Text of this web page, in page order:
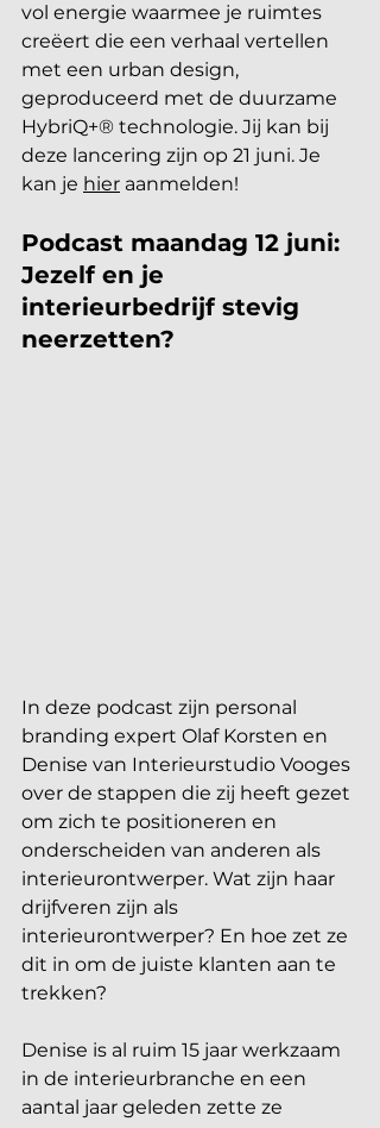
vol energie waarmee je ruimtes
creëert die een verhaal vertellen
met een urban design,
geproduceerd met de duurzame
HybriQ+® technologie. Jij kan bij
deze lancering zijn op 21 juni. Je
kan je hier aanmelden!
Podcast maandag 12 juni:
Jezelf en je
interieurbedrijf stevig
neerzetten?
In deze podcast zijn personal
branding expert Olaf Korsten en
Denise van Interieurstudio Vooges
over de stappen die zij heeft gezet
om zich te positioneren en
onderscheiden van anderen als
interieurontwerper. Wat zijn haar
drijfveren zijn als
interieurontwerper? En hoe zet ze
dit in om de juiste klanten aan te
trekken?
Denise is al ruim 15 jaar werkzaam
in de interieurbranche en een
aantal jaar geleden zette ze